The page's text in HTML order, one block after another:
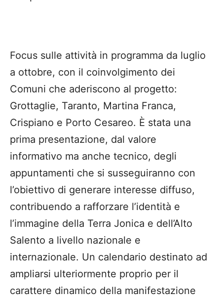
Focus sulle attività in programma da luglio
a ottobre, con il coinvolgimento dei
Comuni che aderiscono al progetto:
Grottaglie, Taranto, Martina Franca,
Crispiano e Porto Cesareo. È stata una
prima presentazione, dal valore
informativo ma anche tecnico, degli
appuntamenti che si susseguiranno con
l’obiettivo di generare interesse diffuso,
contribuendo a rafforzare l’identità e
l’immagine della Terra Jonica e dell’Alto
Salento a livello nazionale e
internazionale. Un calendario destinato ad
ampliarsi ulteriormente proprio per il
carattere dinamico della manifestazione